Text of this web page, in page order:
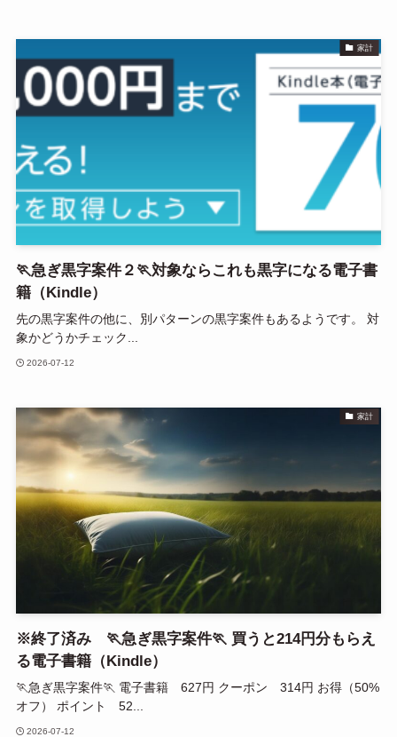
家計
🏃急ぎ黒字案件２🏃対象ならこれも黒字になる電子書
籍（Kindle）
先の黒字案件の他に、別パターンの黒字案件もあるようです。 対
象かどうかチェック...
2026-07-12
家計
※終了済み 🏃急ぎ黒字案件🏃 買うと214円分もらえ
る電子書籍（Kindle）
🏃急ぎ黒字案件🏃 電子書籍 627円 クーポン 314円 お得（50%
オフ） ポイント 52...
2026-07-12